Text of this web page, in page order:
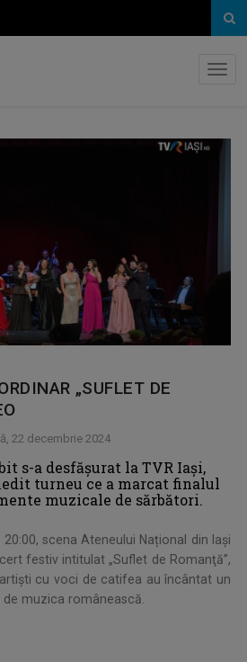
„SUFLET DE
22 decembrie 2024
s-a desfășurat la TVR Iași,
turneu ce a marcat finalul
muzicale de sărbători.
scena Ateneului Național din Iași
festiv intitulat „Suflet de Romanţă”,
cu voci de catifea au încântat un
muzica românească.